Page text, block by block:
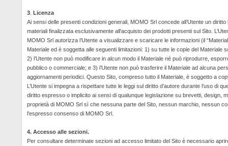
3
Licenza
Ai sensi delle presenti condizioni generali, MOMO Srl concede all’Utente un
materiali finalizzata esclusivamente all‘acquisto dei prodotti presenti sul Sito.
MOMO Srl autorizza l’Utente a visualizzare e scaricare le informazioni (il
Materiale ed è soggetta alle seguenti limitazioni: 1) su tutte le copie del
2) l’Utente non può modificare in alcun modo il Materiale né può riprodurre,
pubblico o commerciale; e 3) l’Utente non può trasferire il Materiale ad alcuna
aggiornamenti periodici. Questo Sito, compreso tutto il Materiale, è soggetto a
L’Utente si impegna a rispettare tutte le leggi sul diritto d’autore durante l’uso
diritto espresso o implicito ai sensi di qualunque legislazione su brevetti, design,
proprietà di MOMO Srl sì che nessuna parte del Sito, nessun marchio, nessun
l'espresso consenso di MOMO Srl.
4. Accesso alle sezioni.
Per consultare determinate sezioni ad accesso limitato del Sito è necessario